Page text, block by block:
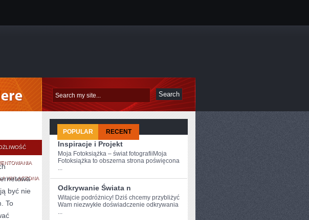
PLANOWANIE
POSIŁKÓW
WYŁĄCZONA
być nie
To
POPULAR RECENT
Inspiracje i Projekt
Moja Fotoksiążka – świat fotografiiMoja
Fotoksiążka to obszerna strona poświęcona
...
Odkrywanie Świata n
Witajcie podróżnicy! Dziś chcemy przybliżyć
Wam niezwykłe doświadczenie odkrywania
...